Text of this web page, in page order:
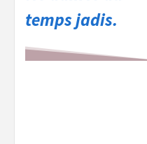
temps jadis.